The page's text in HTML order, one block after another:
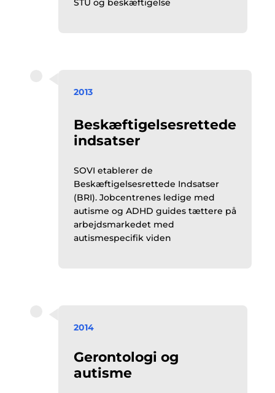
STU og beskæftigelse
2013
Beskæftigelsesrettede
indsatser
SOVI etablerer de
Beskæftigelsesrettede Indsatser
(BRI). Jobcentrenes ledige med
autisme og ADHD guides tættere på
arbejdsmarkedet med
autismespecifik viden
2014
Gerontologi og
autisme